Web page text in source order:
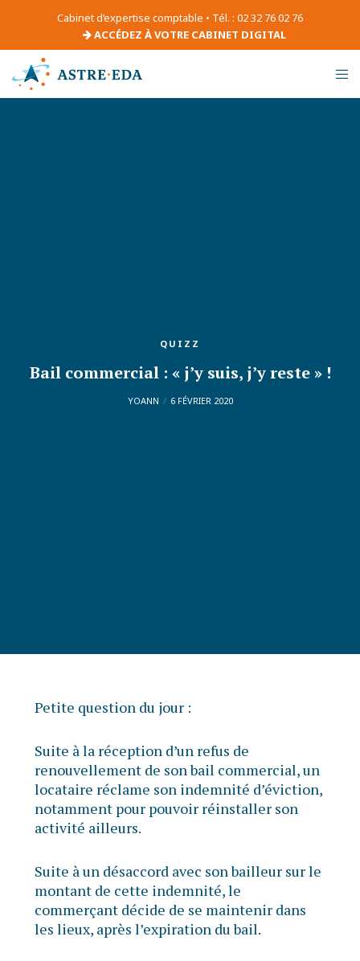
Cabinet d’expertise comptable • Tél. : 02 32 76 02 76
ACCÉDEZ À VOTRE CABINET DIGITAL
QUIZZ
Bail commercial : « j’y suis, j’y reste » !
YOANN 6 FÉVRIER 2020
Petite question du jour :
Suite à la réception d’un refus de
renouvellement de son bail commercial, un
locataire réclame son indemnité d’éviction,
notamment pour pouvoir réinstaller son
activité ailleurs.
Suite à un désaccord avec son bailleur sur le
montant de cette indemnité, le
commerçant décide de se maintenir dans
les lieux, après l’expiration du bail.